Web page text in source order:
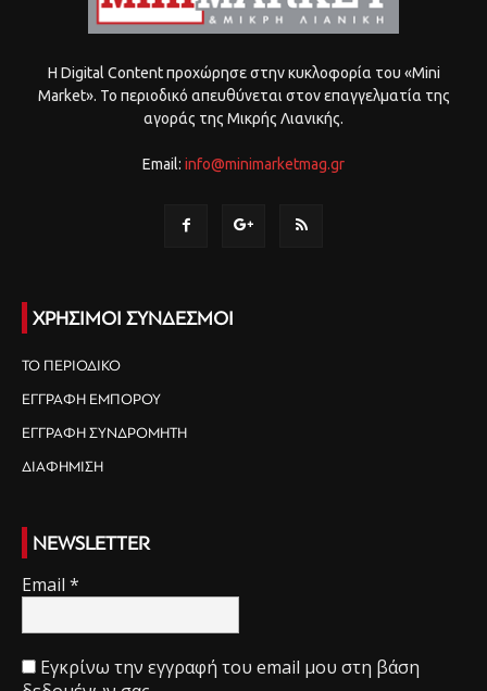
Η Digital Content προχώρησε στην κυκλοφορία του «Mini
Market». Το περιοδικό απευθύνεται στον επαγγελματία της
αγοράς της Μικρής Λιανικής.
Email: info@minimarketmag.gr
ΧΡΗΣΙΜΟΙ ΣΥΝΔΕΣΜΟΙ
ΤΟ ΠΕΡΙΟΔΙΚΟ
ΕΓΓΡΑΦΗ ΕΜΠΟΡΟΥ
ΕΓΓΡΑΦΗ ΣΥΝΔΡΟΜΗΤΗ
ΔΙΑΦΗΜΙΣΗ
NEWSLETTER
Email *
Εγκρίνω την εγγραφή του email μου στη βάση